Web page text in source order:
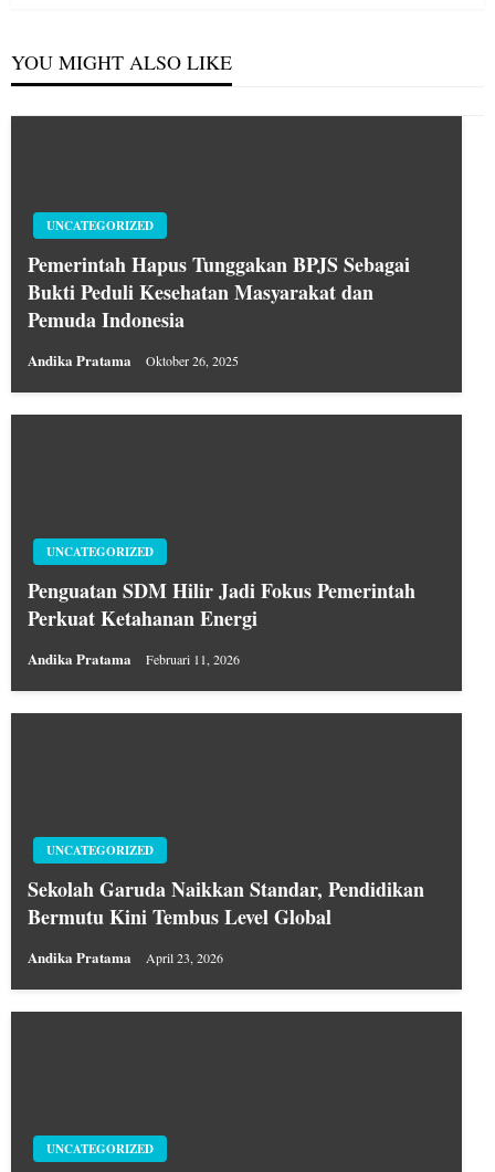
YOU MIGHT ALSO LIKE
UNCATEGORIZED
Pemerintah Hapus Tunggakan BPJS Sebagai
Bukti Peduli Kesehatan Masyarakat dan
Pemuda Indonesia
Andika Pratama Oktober 26, 2025
UNCATEGORIZED
Penguatan SDM Hilir Jadi Fokus Pemerintah
Perkuat Ketahanan Energi
Andika Pratama Februari 11, 2026
UNCATEGORIZED
Sekolah Garuda Naikkan Standar, Pendidikan
Bermutu Kini Tembus Level Global
Andika Pratama April 23, 2026
UNCATEGORIZED